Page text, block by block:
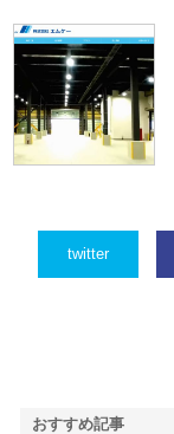
twitter
おすすめ記事